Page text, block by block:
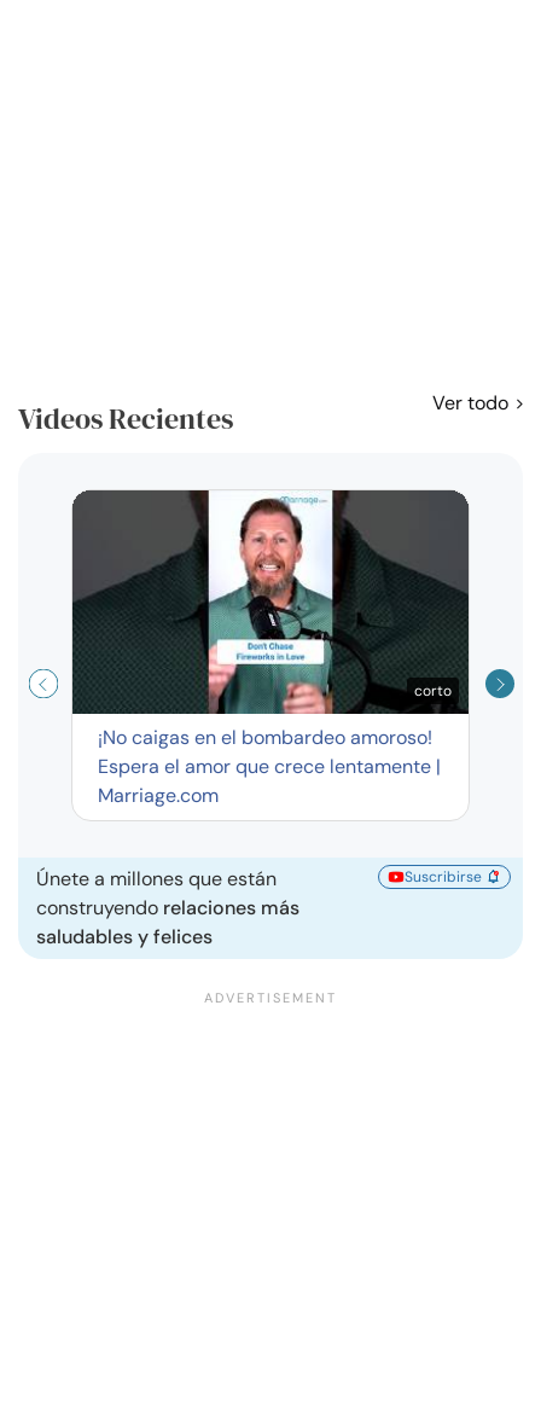
Videos Recientes Ver todo
corto
¡No caigas en el bombardeo amoroso!
Espera el amor que crece lentamente |
Marriage.com
Únete a millones que están
construyendo relaciones más
saludables y felices
Suscribirse